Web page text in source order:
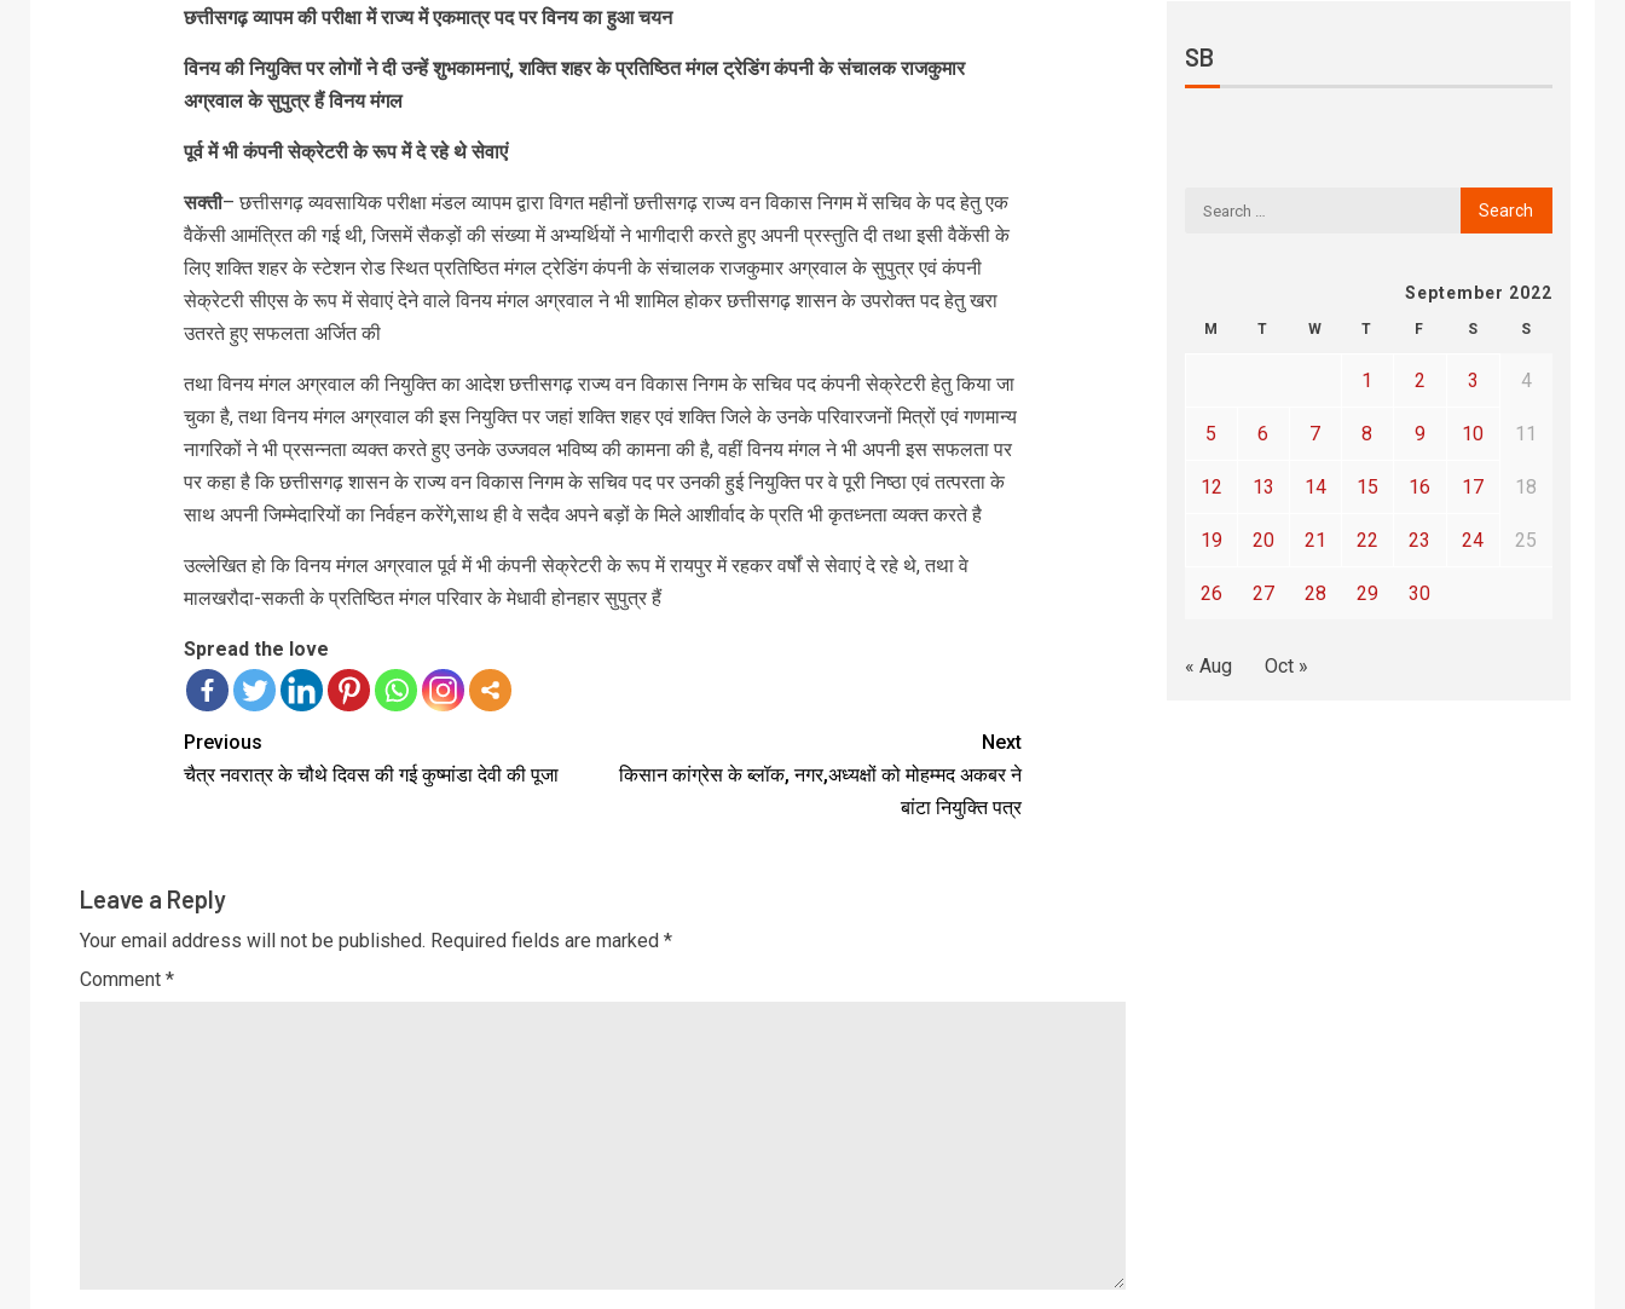
छत्तीसगढ़ व्यापम की परीक्षा में राज्य में एकमात्र पद पर विनय का हुआ चयन
विनय की नियुक्ति पर लोगों ने दी उन्हें शुभकामनाएं, शक्ति शहर के प्रतिष्ठित मंगल ट्रेडिंग कंपनी के संचालक राजकुमार
अग्रवाल के सुपुत्र हैं विनय मंगल
पूर्व में भी कंपनी सेक्रेटरी के रूप में दे रहे थे सेवाएं
सक्ती– छत्तीसगढ़ व्यवसायिक परीक्षा मंडल व्यापम द्वारा विगत महीनों छत्तीसगढ़ राज्य वन विकास निगम में सचिव के पद हेतु एक
वैकेंसी आमंत्रित की गई थी, जिसमें सैकड़ों की संख्या में अभ्यर्थियों ने भागीदारी करते हुए अपनी प्रस्तुति दी तथा इसी वैकेंसी के
लिए शक्ति शहर के स्टेशन रोड स्थित प्रतिष्ठित मंगल ट्रेडिंग कंपनी के संचालक राजकुमार अग्रवाल के सुपुत्र एवं कंपनी
सेक्रेटरी सीएस के रूप में सेवाएं देने वाले विनय मंगल अग्रवाल ने भी शामिल होकर छत्तीसगढ़ शासन के उपरोक्त पद हेतु खरा
उतरते हुए सफलता अर्जित की
तथा विनय मंगल अग्रवाल की नियुक्ति का आदेश छत्तीसगढ़ राज्य वन विकास निगम के सचिव पद कंपनी सेक्रेटरी हेतु किया जा
चुका है, तथा विनय मंगल अग्रवाल की इस नियुक्ति पर जहां शक्ति शहर एवं शक्ति जिले के उनके परिवारजनों मित्रों एवं गणमान्य
नागरिकों ने भी प्रसन्नता व्यक्त करते हुए उनके उज्जवल भविष्य की कामना की है, वहीं विनय मंगल ने भी अपनी इस सफलता पर
पर कहा है कि छत्तीसगढ़ शासन के राज्य वन विकास निगम के सचिव पद पर उनकी हुई नियुक्ति पर वे पूरी निष्ठा एवं तत्परता के
साथ अपनी जिम्मेदारियों का निर्वहन करेंगे,साथ ही वे सदैव अपने बड़ों के मिले आशीर्वाद के प्रति भी कृतध्नता व्यक्त करते है
उल्लेखित हो कि विनय मंगल अग्रवाल पूर्व में भी कंपनी सेक्रेटरी के रूप में रायपुर में रहकर वर्षों से सेवाएं दे रहे थे, तथा वे
मालखरौदा-सकती के प्रतिष्ठित मंगल परिवार के मेधावी होनहार सुपुत्र हैं
Spread the love
Previous
चैत्र नवरात्र के चौथे दिवस की गई कुष्मांडा देवी की पूजा
Next
किसान कांग्रेस के ब्लॉक, नगर,अध्यक्षों को मोहम्मद अकबर ने
बांटा नियुक्ति पत्र
Leave a Reply
Your email address will not be published. Required fields are marked *
Comment *
SB
September 2022
M T W T F S S
1 2 3 4
5 6 7 8 9 10 11
12 13 14 15 16 17 18
19 20 21 22 23 24 25
26 27 28 29 30
« Aug Oct »